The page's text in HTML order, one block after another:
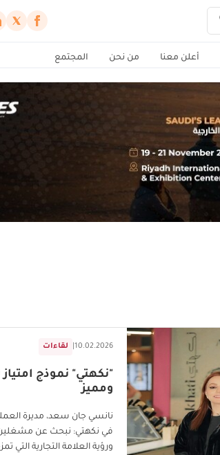
أعلن معنا من نحن المجتمع
لقاءات 10.02.2026
"نكهتي" نموذج
ومميز
نانسي جان سعد، مديرة
في نكهتي: نبحث عن مشغلين
ورؤية العلامة التجارية التي